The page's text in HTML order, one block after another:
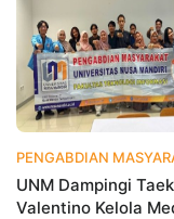
PENGABDIAN
UNM Dampingi
Valentino Kelola